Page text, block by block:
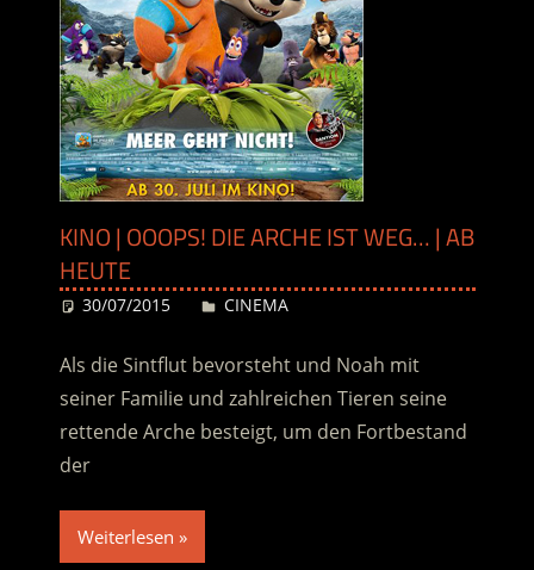
KINO | OOOPS! DIE ARCHE IST WEG… | AB
HEUTE
30/07/2015 Desiree
CINEMA
Als die Sintflut bevorsteht und Noah mit
seiner Familie und zahlreichen Tieren seine
rettende Arche besteigt, um den Fortbestand
der
Weiterlesen